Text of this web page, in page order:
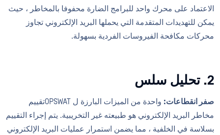
الاعتماد على محرك واحد للبرامج الضارة محفوفا بالمخاطر ، حيث
يمكن للتهديدات المتقدمة التي يحملها البريد الإلكتروني تجاوز
محركات مكافحة الفيروسات الفردية بسهولة.
2. تحليل سلس
صفر انقطاعات:
واحدة من الميزات البارزة ل OPSWATتقييم
مخاطر البريد الإلكتروني هو طبيعته غير التخريبية. يتم إجراء التقييم
بسلاسة في الخلفية ، مما يضمن استمرار عمليات البريد الإلكتروني